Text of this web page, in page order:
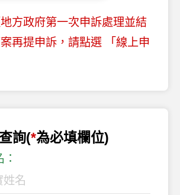
方政府第一次申訴處理並結
再提申訴，請點選 「線上申
詢( 為必填欄位)